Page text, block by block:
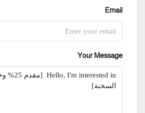
Email
Your Message